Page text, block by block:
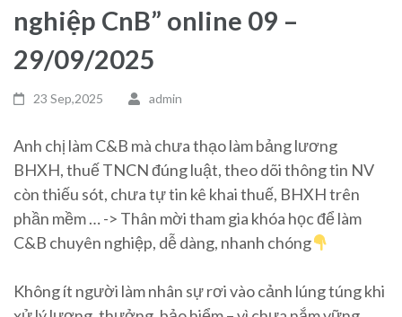
nghiệp CnB” online 09 –
29/09/2025
23 Sep,2025 admin
Anh chị làm C&B mà chưa thạo làm bảng lương
BHXH, thuế TNCN đúng luật, theo dõi thông tin NV
còn thiếu sót, chưa tự tin kê khai thuế, BHXH trên
phần mềm … -> Thân mời tham gia khóa học để làm
C&B chuyên nghiệp, dễ dàng, nhanh chóng
Không ít người làm nhân sự rơi vào cảnh lúng túng khi